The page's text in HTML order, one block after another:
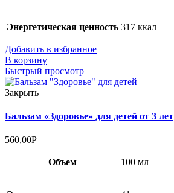
Энергетическая ценность 317 ккал
Добавить в избранное
В корзину
Быстрый просмотр
Закрыть
Бальзам «Здоровье» для детей от 3 лет
560,00Р
Объем 100 мл